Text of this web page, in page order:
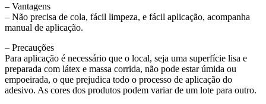
– Vantagens
– Não precisa de cola, fácil limpeza, e fácil aplicação, acompanha
manual de aplicação.
– Precauções
Para aplicação é necessário que o local, seja uma superfície lisa e
preparada com látex e massa corrida, não pode estar úmida ou
empoeirada, o que prejudica todo o processo de aplicação do
adesivo. As cores dos produtos podem variar de um lote para outro.